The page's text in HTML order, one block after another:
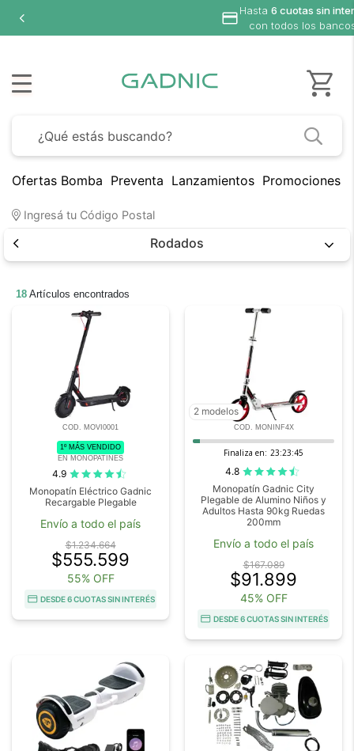
los bancos
Ofertas Bomba Preventa Lanzamientos Promociones
Ingresá tu Código Postal
Rodados
18 Artículos encontrados
COD. MOVI0001
1º MÁS VENDIDO
EN MONOPATINES
4.9
Monopatín Eléctrico Gadnic
Recargable Plegable
Envío a todo el país
$1.234.664
$555.599
55% OFF
DESDE 6 CUOTAS SIN INTERÉS
2 modelos
COD. MONINF4X
Finaliza en: 23:23:45
4.8
Monopatín Gadnic City
Plegable de Alumino Niños y
Adultos Hasta 90kg Ruedas
200mm
Envío a todo el país
$167.089
$91.899
45% OFF
DESDE 6 CUOTAS SIN INTERÉS